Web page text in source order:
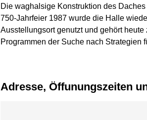
Die waghalsige Konstruktion des
750-Jahrfeier 1987 wurde die Halle
Ausstellungsort genutzt und gehört
Programmen der Suche nach Strategien
Adresse, Öffunungszeiten